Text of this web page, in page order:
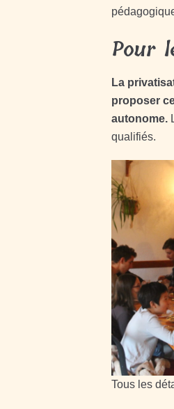
Pour
La
proposer
autonome.
qualifiés.
Tous les